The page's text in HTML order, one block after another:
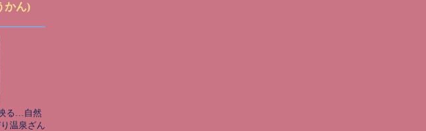
かん)
る…自然
温泉ざん